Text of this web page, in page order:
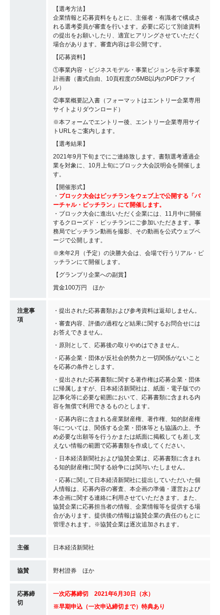
【選考方法】
企業情報と応募資料をもとに、主催者・有識者で構成さ
れる選考委員が審査を行います。必要に応じて別途資料
の提出をお願いしたり、適宜ヒアリングさせていただく
場合があります。審査内容は非公開です。
【応募資料】
①事業内容・ビジネスモデル・事業ビジョンを示す事業
計画書（書式自由、10頁程度の5MB以内のPDFファイ
ル）
②事業概要記入書（フォーマットはエントリー企業専用
サイトよりダウンロード）
※本フォームでエントリー後、エントリー企業専用サイ
トURLをご案内します。
【選考結果】
2021年9月下旬までにご連絡致します。書類選考通過企
業を対象に、10月上旬にブロック大会説明会を開催しま
す。
【開催形式】
・ ブロック大会はピッチランをウェブ上で公開する「バ
ーチャル・ピッチラン」にて開催します。
・ブロック大会に進出いただく企業には、11月中に開催
するクローズド・ピッチランにご参加いただきます。事
務局でピッチラン動画を撮影、その動画を公式ウェブペ
ージで公開します。
※来年2月（予定）の決勝大会は、会場で行うリアル・ピ
ッチランにて開催します。
【グランプリ企業への副賞】
賞金100万円 ほか
注意事
項
・提出された応募書類および参考資料は返却しません。
・審査内容、評価の過程など結果に関するお問合せには
お答えできません。
・原則として、応募後の取りやめはできません。
・応募企業・団体が反社会的勢力と一切関係がないこと
を応募の条件とします。
・提出された応募書類に関する著作権は応募企業・団体
に帰属しますが、日本経済新聞社は、紙面・電子版での
記事化等に必要な範囲において、応募書類に含まれる内
容を無償で利用できるものとします。
・応募内容に含まれる産業財産権、著作権、知的財産権
等については、関係する企業・団体等とも協議の上、予
め必要な出願等を行うかまたは紙面に掲載しても差し支
えない情報の範囲で応募書類を作成してください。
・日本経済新聞社および協賛企業は、応募書類に含まれ
る知的財産権に関する紛争には関与いたしません。
・応募に関して日本経済新聞社に提出していただいた個
人情報は、応募内容の審査、本企画の準備・運営および
本企画に関する連絡に利用させていただきます。また、
協賛企業に応募担当者の情報、企業情報等を提供する場
合があります。提供後の情報は協賛企業の責任のもとに
管理されます。※協賛企業は逐次追加されます。
主催 日本経済新聞社
協賛 野村證券 ほか
応募締
切
一次応募締切 2021年6月30日（水）
※早期申込（一次申込締切まで）特典あり